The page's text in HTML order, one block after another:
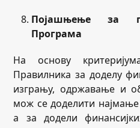
Појашњење за
Програма
На основу
Правилника за доделу
изгрању, одржавање и
мож се доделити
а за додели